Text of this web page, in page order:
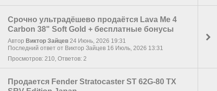
Срочно ультрадёшево продаётся Lava Me 4
Carbon 38" Soft Gold + бесплатные бонусы
Автор Виктор Зайцев 24 Июнь, 2026 19:31
Последний ответ от Виктор Зайцев 16 Июль, 2026 13:31
Просмотров: 210, Ответов: 2
Продается Fender Stratocaster ST 62G-80 TX